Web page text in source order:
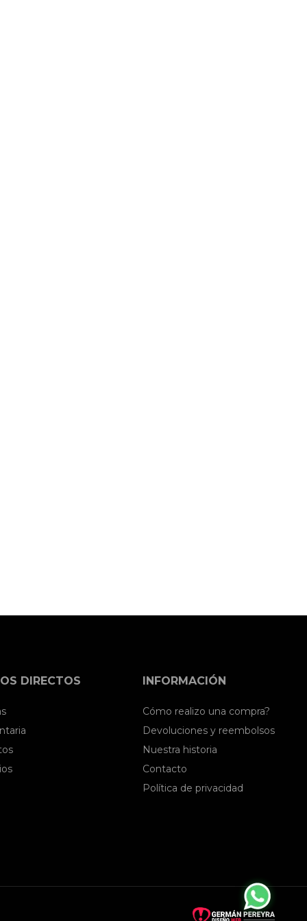
DIRECTOS INFORMACIÓN
Cómo realizo una compra?
Devoluciones y reembolsos
Nuestra historia
Contacto
Política de privacidad